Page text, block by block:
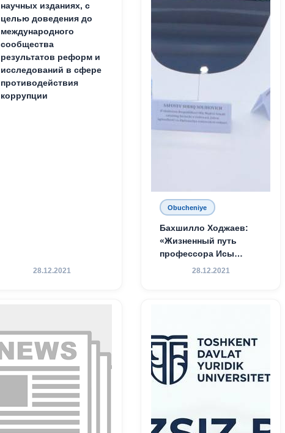
научных изданиях, с
целью доведения до
международного
сообщества
результатов реформ и
исследований в сфере
противодействия
коррупции
28.12.2021
Obucheniye
Бахшилло Ходжаев:
«Жизненный путь
профессора Исы
Хамедова — яркий
28.12.2021